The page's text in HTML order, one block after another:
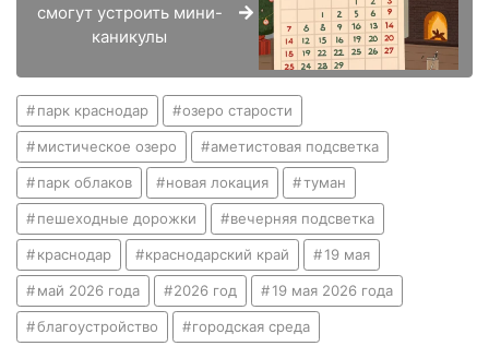
смогут устроить мини-
каникулы
парк краснодар озеро старости
мистическое озеро аметистовая подсветка
парк облаков новая локация туман
пешеходные дорожки вечерняя подсветка
краснодар краснодарский край 19 мая
май 2026 года 2026 год 19 мая 2026 года
благоустройство городская среда